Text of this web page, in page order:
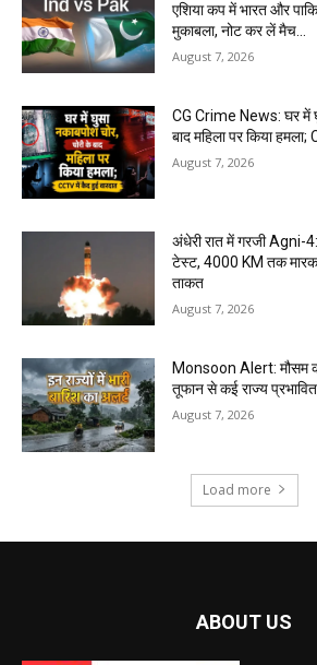
एशिया कप में भारत और
मुकाबला, नोट कर लें मैच...
August 7, 2026
CG Crime News: घर में
बाद महिला पर किया
August 7, 2026
अंधेरी रात में गरजी Agni-
टेस्ट, 4000 KM तक मारक
ताकत
August 7, 2026
Monsoon Alert: मौसम
तूफान से कई राज्य
August 7, 2026
Load more
ABOUT US